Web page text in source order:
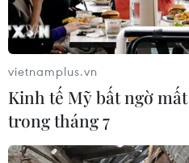
vietnamplus.vn
Kinh tế Mỹ bất ngờ
trong tháng 7